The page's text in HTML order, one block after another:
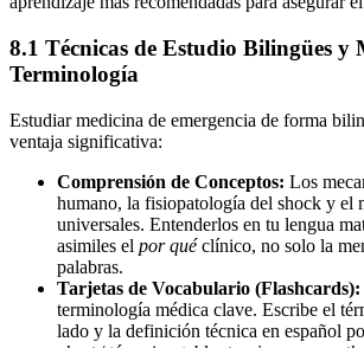
8.1 Técnicas de Estudio Bilingües y
Terminología
Estudiar medicina de emergencia de forma
ventaja significativa:
Comprensión de Conceptos: Los
humano, la fisiopatología del shock y el
universales. Entenderlos en tu lengua
asimiles el por quéclínico, no solo la
palabras.
Tarjetas de Vocabulario (Flashcards):
terminología médica clave. Escribe el
lado y la definición técnica en español